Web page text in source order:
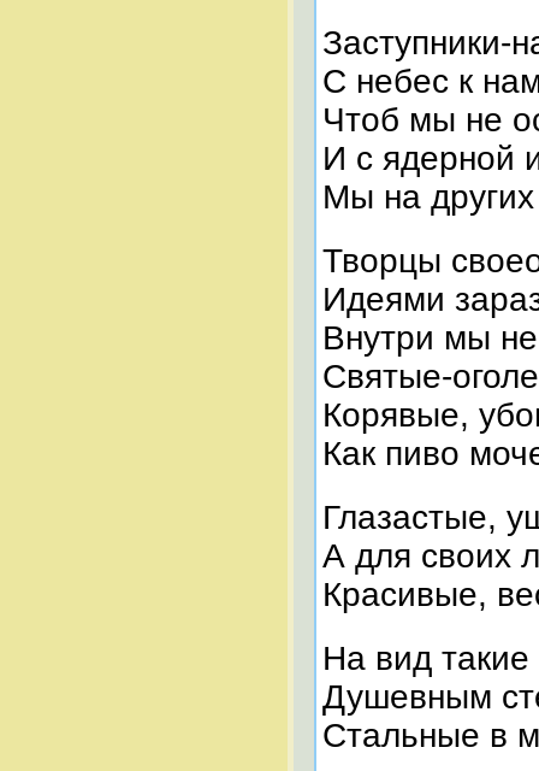
Заступники-
С небес к
Чтоб мы не
И с ядерной
Мы на
Творцы
Идеями
Внутри мы
Святые-
Корявые,
Как пиво
Глазастые,
А для своих
Красивые,
На вид такие
Душевным
Стальные в